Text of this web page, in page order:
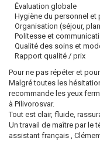
Évaluation globale
Hygiène du personnel et
Organisation (séjour,
Politesse et
Qualité des soins et
Rapport qualité / prix
Pour ne pas répéter et
Malgré toutes les
recommande les yeux
à Pilivorosvar.
Tout est clair, fluide,
Un travail de maître par le
assistant français ,